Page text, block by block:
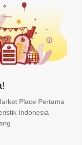
Place Pertama
Indonesia